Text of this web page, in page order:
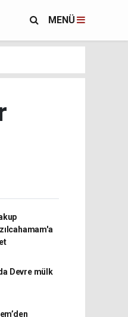
MENÜ
Devre mülk